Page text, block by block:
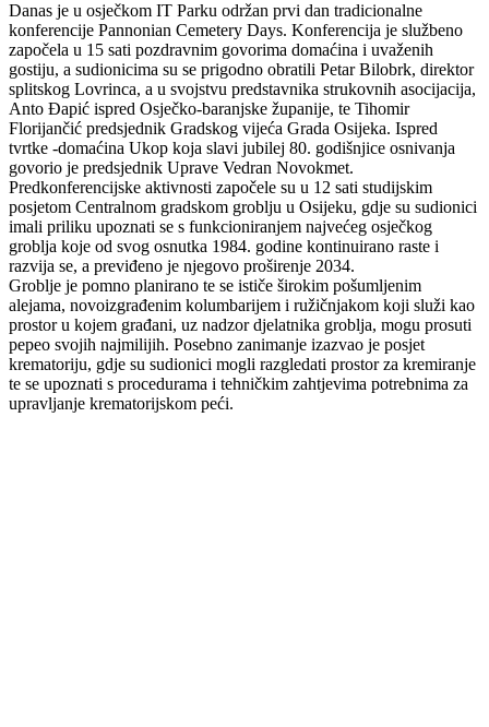
Danas je u osječkom IT Parku održan prvi dan tradicionalne
konferencije Pannonian Cemetery Days. Konferencija je službeno
započela u 15 sati pozdravnim govorima domaćina i uvaženih
gostiju, a sudionicima su se prigodno obratili Petar Bilobrk, direktor
splitskog Lovrinca, a u svojstvu predstavnika strukovnih asocijacija,
Anto Đapić ispred Osječko-baranjske županije, te Tihomir
Florijančić predsjednik Gradskog vijeća Grada Osijeka. Ispred
tvrtke -domaćina Ukop koja slavi jubilej 80. godišnjice osnivanja
govorio je predsjednik Uprave Vedran Novokmet.
Predkonferencijske aktivnosti započele su u 12 sati studijskim
posjetom Centralnom gradskom groblju u Osijeku, gdje su sudionici
imali priliku upoznati se s funkcioniranjem najvećeg osječkog
groblja koje od svog osnutka 1984. godine kontinuirano raste i
razvija se, a previđeno je njegovo proširenje 2034.
Groblje je pomno planirano te se ističe širokim pošumljenim
alejama, novoizgrađenim kolumbarijem i ružičnjakom koji služi kao
prostor u kojem građani, uz nadzor djelatnika groblja, mogu prosuti
pepeo svojih najmilijih. Posebno zanimanje izazvao je posjet
krematoriju, gdje su sudionici mogli razgledati prostor za kremiranje
te se upoznati s procedurama i tehničkim zahtjevima potrebnima za
upravljanje krematorijskom peći.